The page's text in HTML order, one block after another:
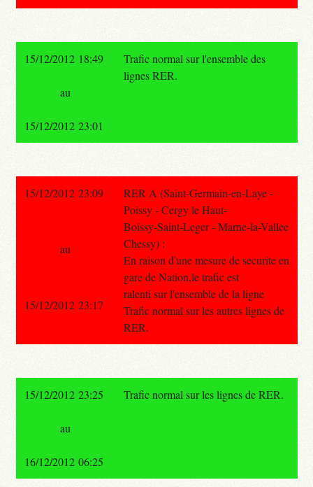
15/12/2012 18:49
Trafic normal sur l'ensemble des
lignes RER.
au
15/12/2012 23:01
15/12/2012 23:09
RER A (Saint-Germain-en-Laye -
Poissy - Cergy le Haut-
Boissy-Saint-Leger - Marne-la-Vallee
Chessy) :
En raison d'une mesure de securite en
gare de Nation,le trafic est
ralenti sur l'ensemble de la ligne
Trafic normal sur les autres lignes de
RER.
au
15/12/2012 23:17
15/12/2012 23:25 Trafic normal sur les lignes de RER.
au
16/12/2012 06:25